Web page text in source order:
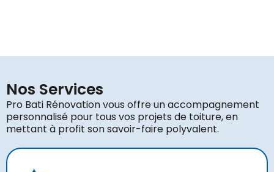
Nos Services
Pro Bati Rénovation vous offre un accompagnement
personnalisé pour tous vos projets de toiture, en
mettant à profit son savoir-faire polyvalent.